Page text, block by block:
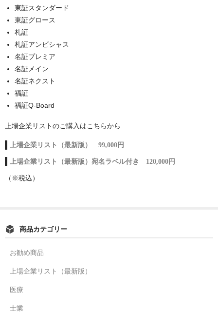
東証スタンダード
東証グロース
札証
札証アンビシャス
名証プレミア
名証メイン
名証ネクスト
福証
福証Q-Board
上場企業リストのご購入はこちらから
上場企業リスト（最新版） 99,000円
上場企業リスト（最新版）宛名ラベル付き 120,000円
（※税込）
商品カテゴリー
お勧め商品
上場企業リスト（最新版）
医療
士業